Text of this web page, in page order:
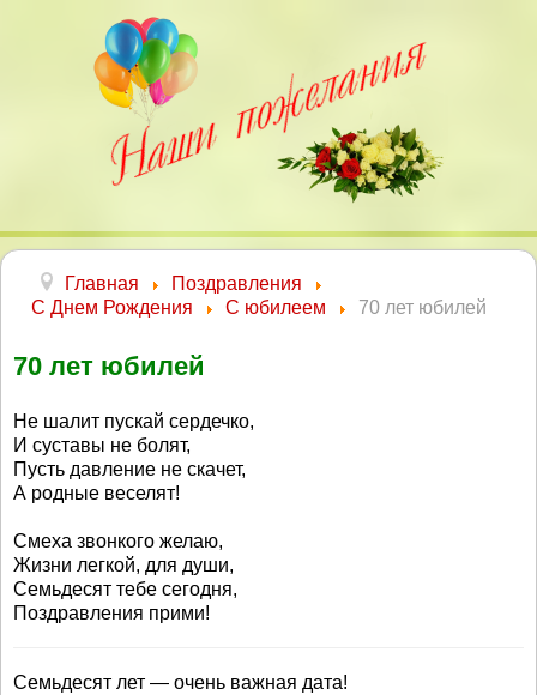
Главная
Поздравления
С Днем Рождения
С юбилеем 70 лет юбилей
70 лет юбилей
Не шалит пускай сердечко,
И суставы не болят,
Пусть давление не скачет,
А родные веселят!
Смеха звонкого желаю,
Жизни легкой, для души,
Семьдесят тебе сегодня,
Поздравления прими!
Семьдесят лет — очень важная дата!